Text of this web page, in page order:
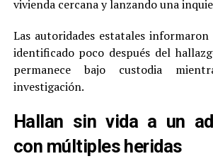
vivienda cercana y lanzando una
Las autoridades estatales
identificado poco después del
permanece bajo custodia
investigación.
Hallan sin vida a un
con múltiples heridas